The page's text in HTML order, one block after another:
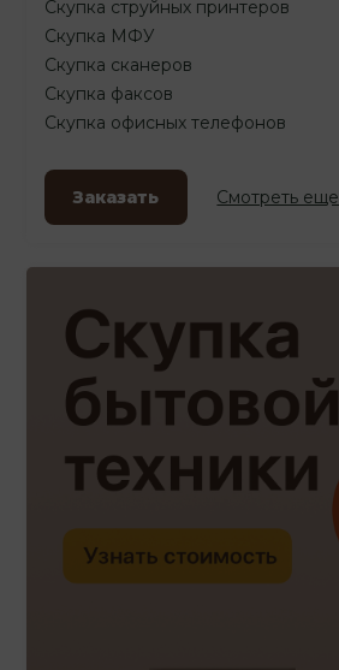
Скупка струйных принтеров
Скупка МФУ
Скупка сканеров
Скупка факсов
Скупка офисных телефонов
Заказать Смотреть еще